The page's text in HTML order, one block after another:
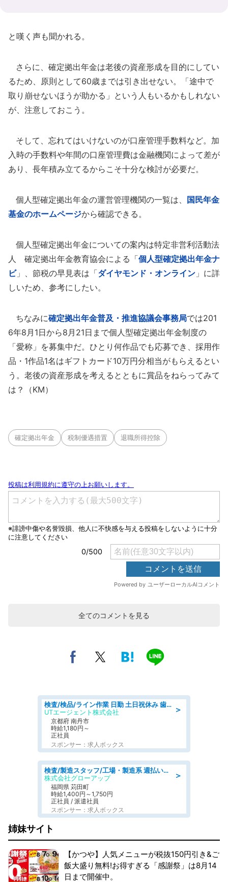
と嘆く声も聞かれる。
さらに、確定拠出年金は老後の資産形成を目的にしてい
るため、原則として60歳までは引き出せない。「途中で
取り崩せないほうが助かる」という人もいるかもしれない
が、注意しておこう。
そして、忘れてはいけないのが口座管理手数料など。加
入時の手数料や年間の口座管理費は金融機関によって差が
あり、長年積み立てるからこそ十分な検討が必要だ。
個人型確定拠出年金の運営管理機関の一覧は、
国民年金
基金のホームページから確認できる。
個人型確定拠出年金についての案内は特定非営利活動法
人 確定拠出年金教育協会による「個人型確定拠出年金ナ
ビ」、節税の早見表は「ダイヤモンド・オンライン 」に詳
しいため、参考にしたい。
ちなみに確定拠出年金普及・推進協議会事務局では201
6年8月1日から8月21日まで個人型確定拠出年金制度の
「愛称」を募集中だ。ひとり何作品でも応募でき、採用作
品・1作品1名はギフトカード10万円分相当がもらえるとい
う。老後の資産形成を考えるとともに賞品をねらってみて
は？（KM）
確定拠出年金 税制優遇措置 退職所得控除
全てのコメントを見る
＞
検査/検品/ライン作業 日勤 土日祝休み 歯科模型製造 有償休憩あり 残業ほぼなし
UTエージェント株式会社
京都府 南丹市
時給1,180円～
正社員
スポンサー：求人ボックス
＞
検査/製造スタッフ/工場・製造系 週払いOK 土日休み プラスチック製品組立 チェック
株式会社グローアップ
福岡県 苅田町
時給1,400円～1,750円
正社員 / 派遣社員
スポンサー：求人ボックス
姉妹サイト
【かつや】人気メニューが税抜150円引き&ご
飯大盛り無料!お得すぎる「感謝祭」は8月14
日まで開催中。